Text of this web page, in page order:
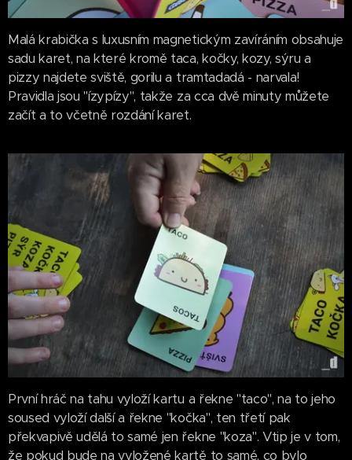
Malá krabička s luxusním magnetickým zavíráním obsahuje
sadu karet, na které kromě taca, kočky, kozy, sýru a
pizzy najdete sviště, gorilu a tramtadadá - narvala!
Pravidla jsou "ízypízy", takže za cca dvě minuty můžete
začít a to včetně rozdání karet.
První hráč na tahu vyloží kartu a řekne "taco", na to jeho
soused vyloží další a řekne "kočka", ten třetí pak
překvapivě udělá to samé jen řekne "koza". Vtip je v tom,
že pokud bude na vyložené kartě to samé, co bylo